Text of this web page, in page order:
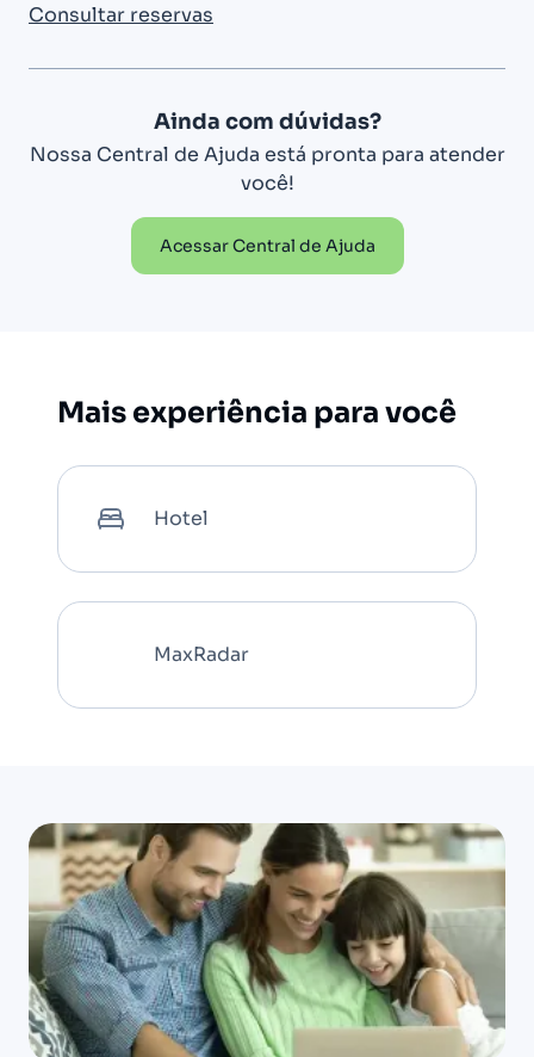
Consultar reservas
Ainda com dúvidas?
Nossa Central de Ajuda está pronta para atender
você!
Acessar Central de Ajuda
Mais experiência para você
Hotel
MaxRadar